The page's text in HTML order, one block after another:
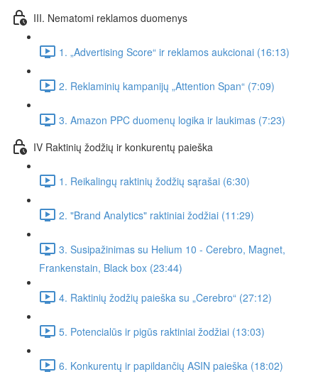
III. Nematomi reklamos duomenys
1. „Advertising Score“ ir reklamos aukcionai (16:13)
2. Reklaminių kampanijų „Attention Span“ (7:09)
3. Amazon PPC duomenų logika ir laukimas (7:23)
IV Raktinių žodžių ir konkurentų paieška
1. Reikalingų raktinių žodžių sąrašai (6:30)
2. "Brand Analytics" raktiniai žodžiai (11:29)
3. Susipažinimas su Helium 10 - Cerebro, Magnet,
Frankenstain, Black box (23:44)
4. Raktinių žodžių paieška su „Cerebro“ (27:12)
5. Potencialūs ir pigūs raktiniai žodžiai (13:03)
6. Konkurentų ir papildančių ASIN paieška (18:02)